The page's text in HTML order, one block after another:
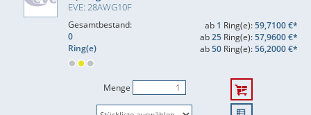
EVE: 28AWG10F
Gesamtbestand:
0
Ring(e)
ab 1 Ring(e):59,7100 €*
ab25Ring(e):57,9600 €*
ab50Ring(e):56,2000 €*
Menge